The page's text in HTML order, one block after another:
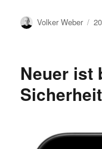
Author
Volker Weber
Neuer ist
Sicherheit